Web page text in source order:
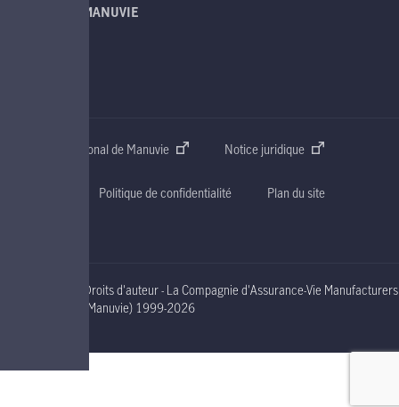
À PROPOS DE MANUVIE
Site web international de Manuvie Notice juridique
Politique de confidentialité Plan du site
Droits d'auteur - La Compagnie d'Assurance-Vie Manufacturers
(Manuvie) nineteen ninety nine to two thousand and nineteen
1999-2026